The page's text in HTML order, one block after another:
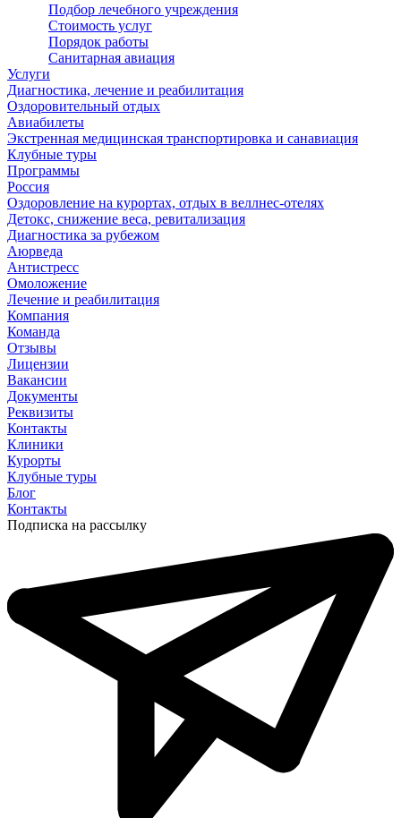
Подбор лечебного учреждения
Стоимость услуг
Порядок работы
Санитарная авиация
Услуги
Диагностика, лечение и реабилитация
Оздоровительный отдых
Авиабилеты
Экстренная медицинская транспортировка и санавиация
Клубные туры
Программы
Россия
Оздоровление на курортах, отдых в веллнес-отелях
Детокс, снижение веса, ревитализация
Диагностика за рубежом
Аюрведа
Антистресс
Омоложение
Лечение и реабилитация
Компания
Команда
Отзывы
Лицензии
Вакансии
Документы
Реквизиты
Контакты
Клиники
Курорты
Клубные туры
Блог
Контакты
Подписка на рассылку